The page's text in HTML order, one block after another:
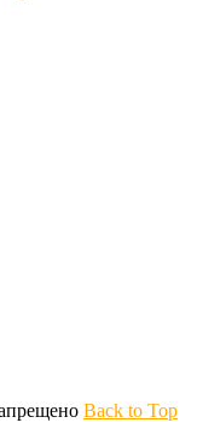
Back to Top